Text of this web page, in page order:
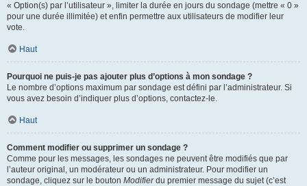
« Option(s) par l’utilisateur », limiter la durée en jours du sondage (mettre « 0 »
pour une durée illimitée) et enfin permettre aux utilisateurs de modifier leur
vote.
Haut
Pourquoi ne puis-je pas ajouter plus d’options à mon sondage ?
Le nombre d’options maximum par sondage est défini par l’administrateur. Si
vous avez besoin d’indiquer plus d’options, contactez-le.
Haut
Comment modifier ou supprimer un sondage ?
Comme pour les messages, les sondages ne peuvent être modifiés que par
l’auteur original, un modérateur ou un administrateur. Pour modifier un
sondage, cliquez sur le bouton Modifierdu premier message du sujet (c’est